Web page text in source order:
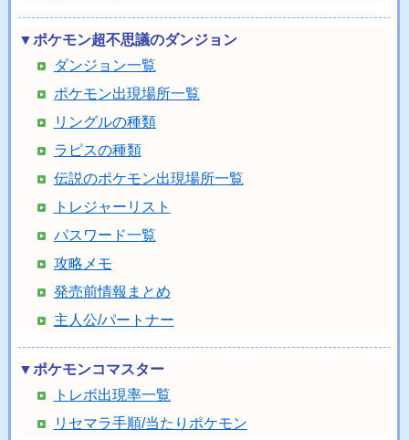
▼ポケモン超不思議のダンジョン
ダンジョン一覧
ポケモン出現場所一覧
リングルの種類
ラピスの種類
伝説のポケモン出現場所一覧
トレジャーリスト
パスワード一覧
攻略メモ
発売前情報まとめ
主人公/パートナー
▼ポケモンコマスター
トレボ出現率一覧
リセマラ手順/当たりポケモン